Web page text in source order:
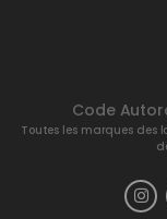
Code
Toutes les marques des